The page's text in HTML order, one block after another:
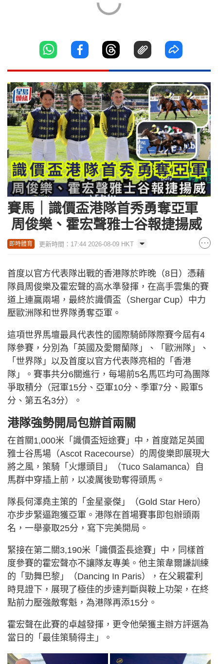
賽馬｜識價盃港隊首秀勇奪亞軍
周俊樂、霍宏聲雅士谷報捷揚威
即時體育 更新時間：17:44 2026-08-09 HKT
首度以官方代表隊出戰的香港隊於昨晚（8日）憑藉
隊員周俊樂及霍宏聲的高水準發揮，在高手雲集的賽
道上連贏兩場，最終於識價盃（Shergar Cup）中力
壓歐洲隊和世界隊勇奪亞軍。
這項世界馬壇最具代表性的國際騎師隊際賽今屆有4
隊參賽，分別為「英國及愛爾蘭隊」、「歐洲隊」、
「世界隊」以及首度以官方代表隊亮相的「香港
隊」。賽事共分6關進行，每場前5名馬匹均可為團隊
爭取積分（冠軍15分、亞軍10分、季軍7分、殿軍5
分、第五名3分）。
港隊強勢開局包辦首兩關
在首關1,000米「識價盃短途賽」中，首度踏足英國
雅士谷馬場（Ascot Racecourse）的周俊樂即展現大
將之風，策騎「火爆頭目」（Tuco Salamanca）自
馬群中穿插上前，以凌厲後勁奪得頭馬。
隊長何澤堯主策的「金星豪傑」（Gold Star Hero）
亦步步緊逼跑獲亞軍。港隊在首場賽事即包辦頭兩
名，一舉豪取25分，寫下完美開局。
緊接在第二關3,190米「識價盃長途賽」中，同樣首
度參賽的霍宏聲亦不讓隊友專美。他主策韋爾謙訓練
的「勁舞巴黎」（Dancing In Paris），在父親霍利
時見證下，展現了極佳的步速判斷與鞍上功架，在終
點前力壓強敵奪魁，為港隊再添15分。
霍宏聲在此賽的卓越發揮，更令他榮獲主辦方評選為
當日的「最佳策騎得主」。